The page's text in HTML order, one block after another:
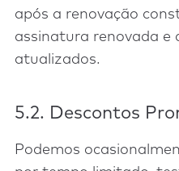
após a renovação
assinatura renovada e
atualizados.
5.2. Descontos
Podemos